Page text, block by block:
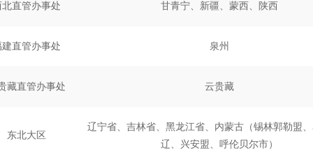
北直管办事处 甘青宁、新疆、蒙西、陕西
建直管办事处 泉州
藏直管办事处 云贵藏
东北大区
辽宁省、吉林省、黑龙江省、内蒙古（锡林郭勒盟
辽、兴安盟、呼伦贝尔市）